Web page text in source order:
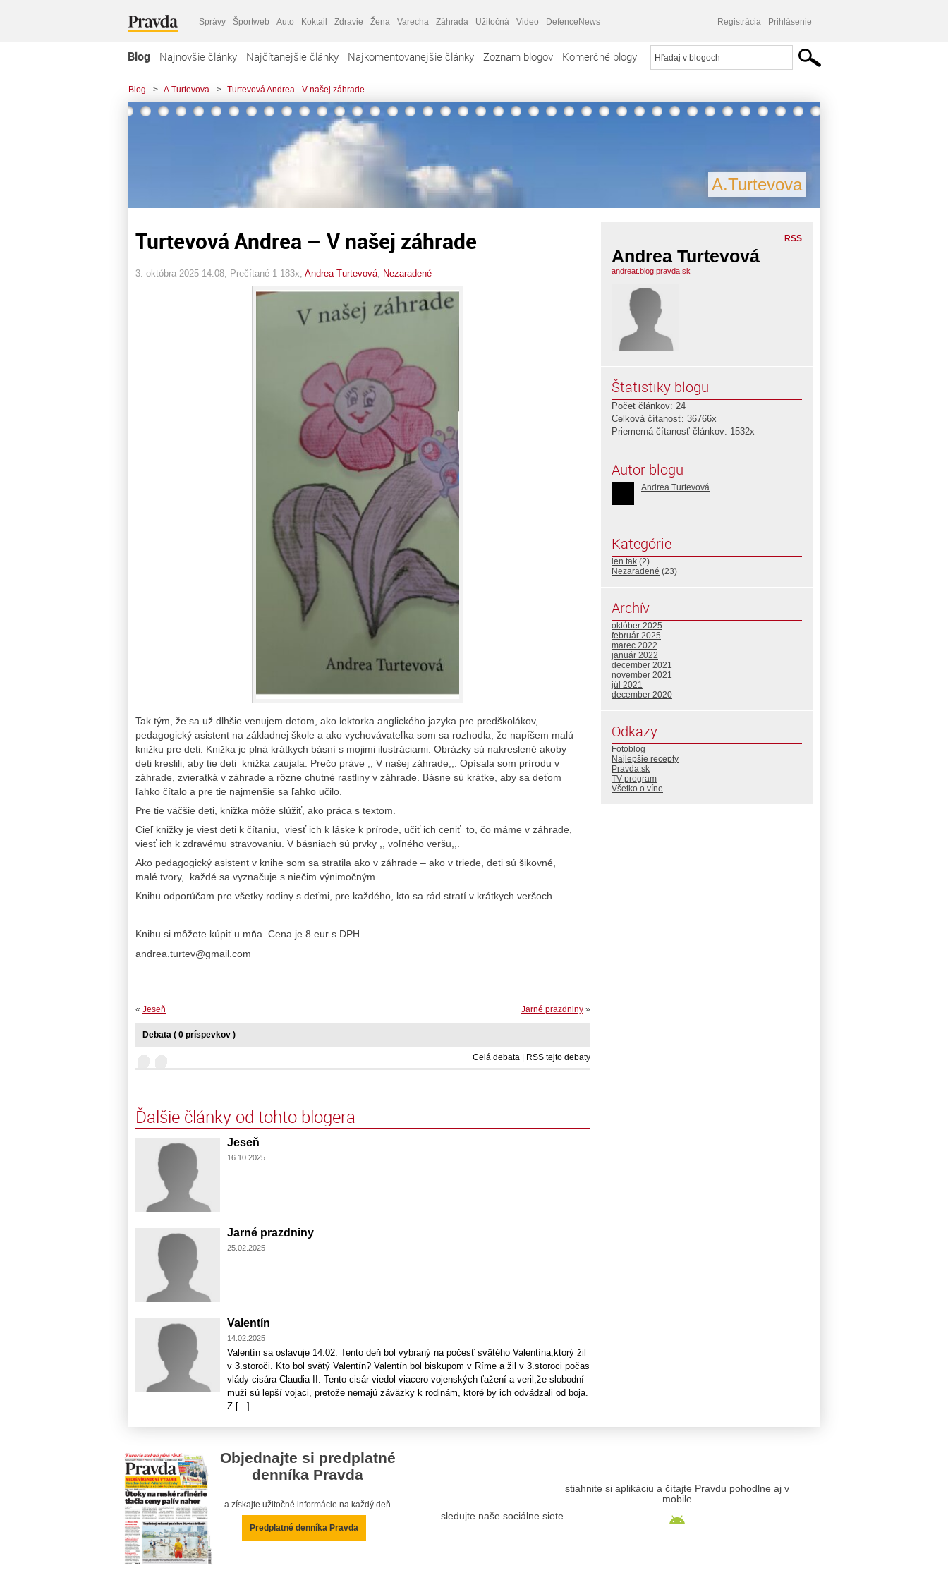
Správy Športweb Auto Koktail Zdravie Žena Varecha Záhrada Užitočná Video DefenceNews Registrácia Prihlásenie
Blog Najnovšie články Najčítanejšie články Najkomentovanejšie články Zoznam blogov Komerčné blogy
Blog > A.Turtevova > Turtevová Andrea - V našej záhrade
A.Turtevova
Turtevová Andrea – V našej záhrade
3. októbra 2025 14:08 , Prečítané 1 183x, Andrea Turtevová Nezaradené
Tak tým, že sa už dlhšie venujem deťom, ako lektorka anglického jazyka pre predškolákov,
pedagogický asistent na základnej škole a ako vychovávateľka som sa rozhodla, že napíšem malú
knižku pre deti. Knižka je plná krátkych básní s mojimi ilustráciami. Obrázky sú nakreslené akoby
deti kreslili, aby tie deti knižka zaujala. Prečo práve ,, V našej záhrade,,. Opísala som prírodu v
záhrade, zvieratká v záhrade a rôzne chutné rastliny v záhrade. Básne sú krátke, aby sa deťom
ľahko čítalo a pre tie najmenšie sa ľahko učilo.
Pre tie väčšie deti, knižka môže slúžiť, ako práca s textom.
Cieľ knižky je viest deti k čítaniu, viesť ich k láske k prírode, učiť ich ceniť to, čo máme v záhrade,
viesť ich k zdravému stravovaniu. V básniach sú prvky ,, voľného veršu,,.
Ako pedagogický asistent v knihe som sa stratila ako v záhrade – ako v triede, deti sú šikovné,
malé tvory, každé sa vyznačuje s niečim výnimočným.
Knihu odporúčam pre všetky rodiny s deťmi, pre každého, kto sa rád stratí v krátkych veršoch.
Knihu si môžete kúpiť u mňa. Cena je 8 eur s DPH.
andrea.turtev@gmail.com
Jarné prazdniny »
« Jeseň
Debata ( 0 príspevkov )
Celá debata | RSS tejto debaty
Ďalšie články od tohto blogera
Jeseň
16.10.2025
Jarné prazdniny
25.02.2025
Valentín
14.02.2025
Valentín sa oslavuje 14.02. Tento deň bol vybraný na počesť svätého Valentína,ktorý žil
v 3.storoči. Kto bol svätý Valentín? Valentín bol biskupom v Ríme a žil v 3.storoci počas
vlády cisára Claudia II. Tento cisár viedol viacero vojenských ťažení a veril,že slobodní
muži sú lepší vojaci, pretože nemajú záväzky k rodinám, ktoré by ich odvádzali od boja.
Z [...]
RSS
Andrea Turtevová
andreat.blog.pravda.sk
Štatistiky blogu
Počet článkov: 24
Celková čítanosť: 36766x
Priemerná čítanosť článkov: 1532x
Autor blogu
Andrea Turtevová
Kategórie
len tak (2)
Nezaradené (23)
Archív
október 2025
február 2025
marec 2022
január 2022
december 2021
november 2021
júl 2021
december 2020
Odkazy
Fotoblog
Najlepšie recepty
Pravda.sk
TV program
Všetko o víne
Objednajte si predplatné
denníka Pravda
a získajte užitočné informácie na každý deň
Predplatné denníka Pravda
sledujte naše sociálne siete
stiahnite si aplikáciu a čítajte Pravdu pohodlne aj v
mobile